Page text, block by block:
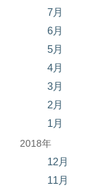
7月
6月
5月
4月
3月
2月
1月
2018年
12月
11月